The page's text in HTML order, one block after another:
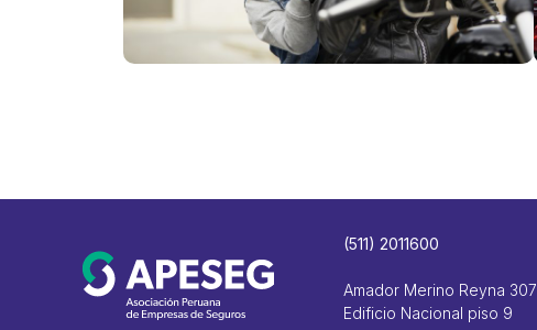
(511) 2011600
Amador Merino Reyna 307
Edificio Nacional piso 9